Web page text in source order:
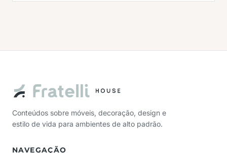
Conteúdos sobre móveis, decoração, design e
estilo de vida para ambientes de alto padrão.
NAVEGAÇÃO